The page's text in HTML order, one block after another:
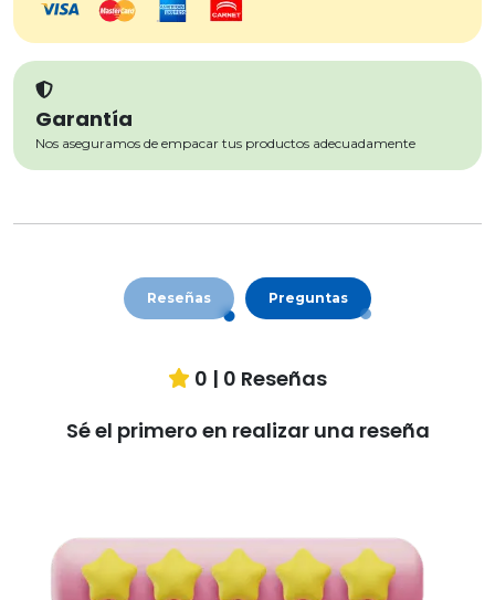
Garantía
Nos aseguramos de empacar tus productos adecuadamente
Reseñas Preguntas
0 | 0 Reseñas
Sé el primero en realizar una reseña